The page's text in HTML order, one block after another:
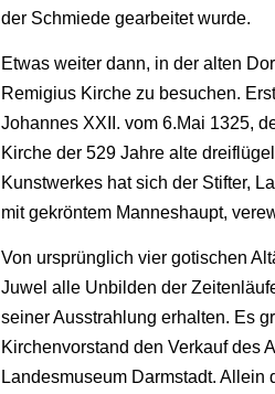
der Schmiede gearbeitet wurde.
Etwas weiter dann, in der alten
Remigius Kirche zu besuchen.
Johannes XXII. vom 6.Mai 1325,
Kirche der 529 Jahre alte
Kunstwerkes hat sich der Stifter,
mit gekröntem Manneshaupt,
Von ursprünglich vier gotischen
Juwel alle Unbilden der
seiner Ausstrahlung erhalten. Es
Kirchenvorstand den Verkauf des
Landesmuseum Darmstadt. Allein